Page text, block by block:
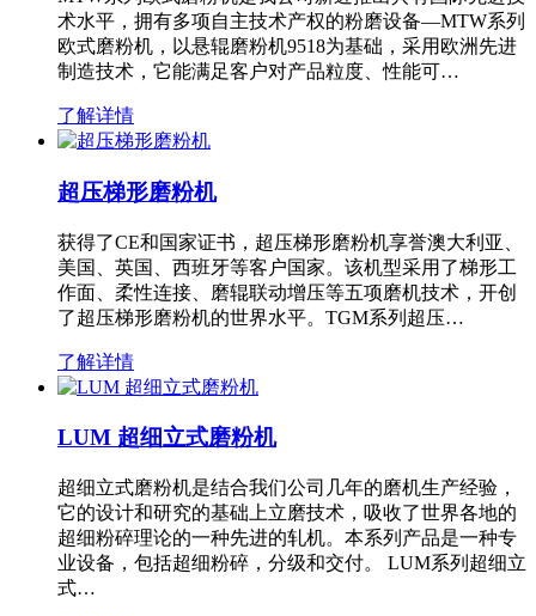
术水平，拥有多项自主技术产权的粉磨设备—MTW系列
欧式磨粉机，以悬辊磨粉机9518为基础，采用欧洲先进
制造技术，它能满足客户对产品粒度、性能可…
了解详情
超压梯形磨粉机
获得了CE和国家证书，超压梯形磨粉机享誉澳大利亚、
美国、英国、西班牙等客户国家。该机型采用了梯形工
作面、柔性连接、磨辊联动增压等五项磨机技术，开创
了超压梯形磨粉机的世界水平。TGM系列超压…
了解详情
LUM 超细立式磨粉机
超细立式磨粉机是结合我们公司几年的磨机生产经验，
它的设计和研究的基础上立磨技术，吸收了世界各地的
超细粉碎理论的一种先进的轧机。本系列产品是一种专
业设备，包括超细粉碎，分级和交付。 LUM系列超细立
式…